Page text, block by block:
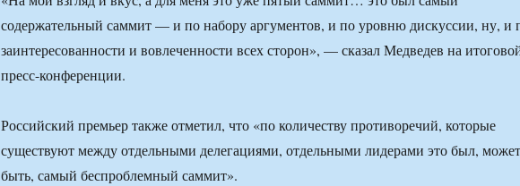
содержательный саммит — и по набору аргументов, и по уровню дискуссии, ну, и
заинтересованности и вовлеченности всех сторон», — сказал Медведев на
пресс-конференции.
Российский премьер также отметил, что «по количеству противоречий, которые
существуют между отдельными делегациями, отдельными лидерами это был, может
быть, самый беспроблемный саммит».